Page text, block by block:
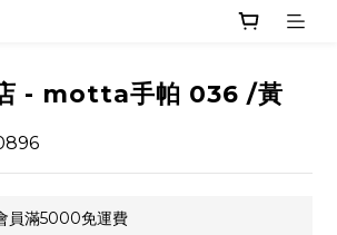
- motta手帕 036 /黃
員滿5000免運費